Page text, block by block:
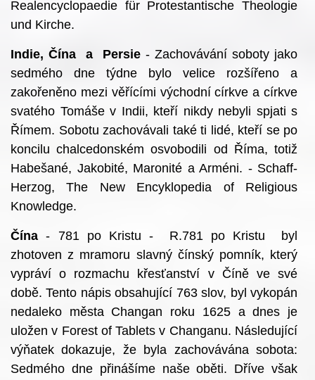
Realencyclopaedie für Protestantische Theologie
und Kirche.
Indie, Čína a Persie - Zachovávání soboty jako
sedmého dne týdne bylo velice rozšířeno a
zakořeněno mezi věřícími východní církve a církve
svatého Tomáše v Indii, kteří nikdy nebyli spjati s
Římem. Sobotu zachovávali také ti lidé, kteří se po
koncilu chalcedonském osvobodili od Říma, totiž
Habešané, Jakobité, Maronité a Arméni. - Schaff-
Herzog, The New Encyklopedia of Religious
Knowledge.
Čína- 781 po Kristu - R.781 po Kristu byl
zhotoven z mramoru slavný čínský pomník, který
vypráví o rozmachu křesťanství v Číně ve své
době. Tento nápis obsahující 763 slov, byl vykopán
nedaleko města Changan roku 1625 a dnes je
uložen v Forest of Tablets v Changanu. Následující
výňatek dokazuje, že byla zachovávána sobota:
Sedmého dne přinášíme naše oběti. Dříve však